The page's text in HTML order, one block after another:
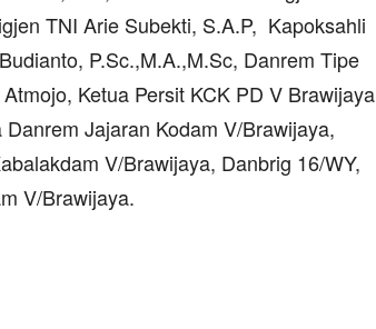
TNI Arie Subekti, S.A.P, Kapoksahli
P.Sc.,M.A.,M.Sc, Danrem Tipe
Ketua Persit KCK PD V Brawijaya
Jajaran Kodam V/Brawijaya,
V/Brawijaya, Danbrig 16/WY,
V/Brawijaya.